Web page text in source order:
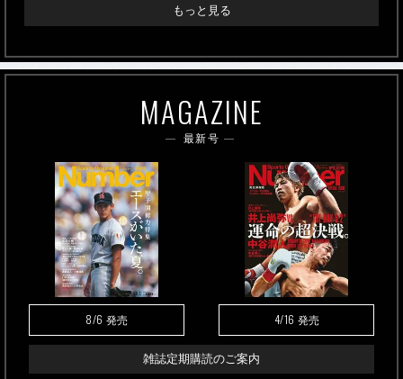
もっと見る
MAGAZINE
最新号
8/6 発売 4/16 発売
雑誌定期購読のご案内